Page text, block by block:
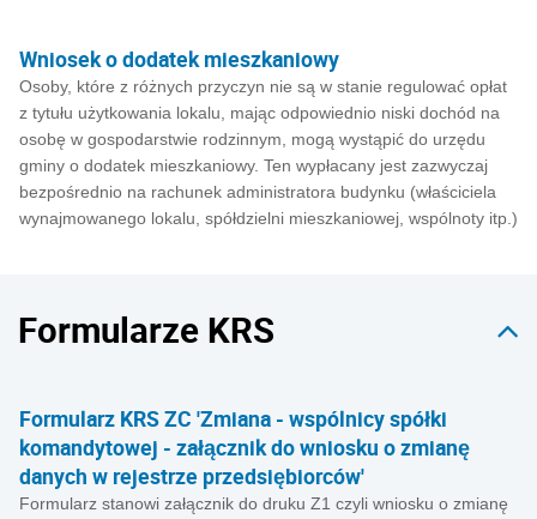
Wniosek o dodatek mieszkaniowy
Osoby, które z różnych przyczyn nie są w stanie regulować opłat
z tytułu użytkowania lokalu, mając odpowiednio niski dochód na
osobę w gospodarstwie rodzinnym, mogą wystąpić do urzędu
gminy o dodatek mieszkaniowy. Ten wypłacany jest zazwyczaj
bezpośrednio na rachunek administratora budynku (właściciela
wynajmowanego lokalu, spółdzielni mieszkaniowej, wspólnoty itp.)
Formularze KRS
Formularz KRS ZC 'Zmiana - wspólnicy spółki
komandytowej - załącznik do wniosku o zmianę
danych w rejestrze przedsiębiorców'
Formularz stanowi załącznik do druku Z1 czyli wniosku o zmianę